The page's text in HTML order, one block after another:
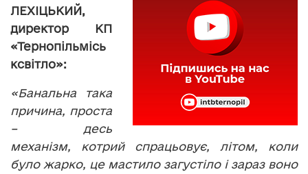
ЛЕХІЦЬКИЙ,
директор КП
«Тернопільмісь
ксвітло»:
«Банальна така
причина, проста
– десь
механізм, котрий спрацьовує, літом, коли
було жарко, це мастило загустіло і зараз воно